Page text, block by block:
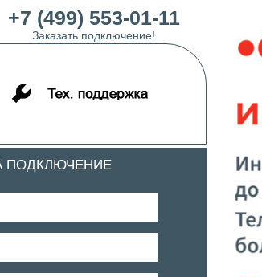
+7 (499) 553-01-11
Заказать подключение!
ПОДКЛЮЧЕНИЕ